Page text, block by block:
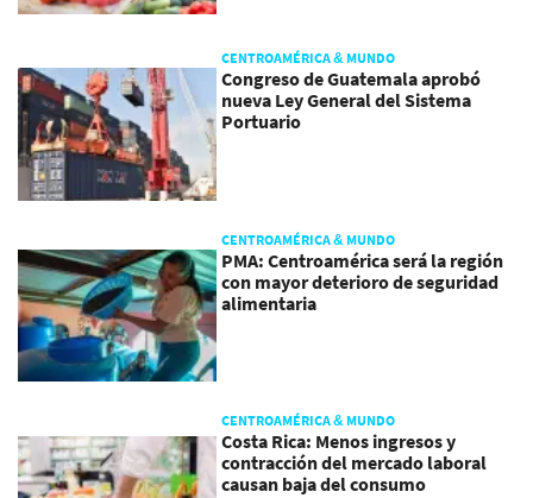
CENTROAMÉRICA & MUNDO
Congreso de Guatemala aprobó
nueva Ley General del Sistema
Portuario
CENTROAMÉRICA & MUNDO
PMA: Centroamérica será la región
con mayor deterioro de seguridad
alimentaria
CENTROAMÉRICA & MUNDO
Costa Rica: Menos ingresos y
contracción del mercado laboral
causan baja del consumo